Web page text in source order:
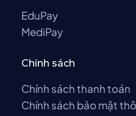
EduPay
MediPay
Chính sách
Chính sách thanh toán
Chính sách bảo mật